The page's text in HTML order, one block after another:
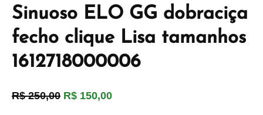
Sinuoso ELO GG dobraciça
fecho clique Lisa tamanhos
1612718000006
R$250,00 R$ 150,00